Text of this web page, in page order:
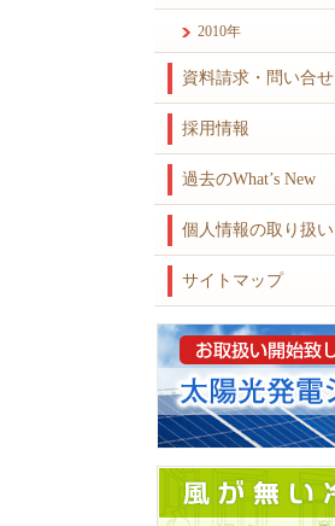
2010年
資料請求・問い合せ
採用情報
過去のWhat’s New
個人情報の取り扱い
サイトマップ